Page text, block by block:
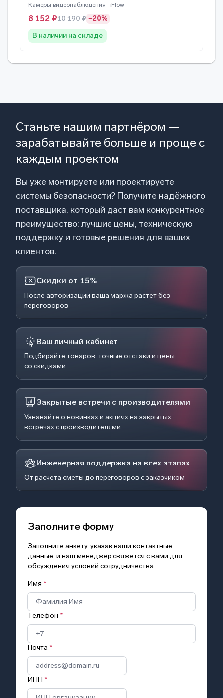
Камеры видеонаблюдения · iFlow
8 152 ₽10 190 ₽ −20%
В наличии на складе
Станьте нашим партнёром —
зарабатывайте больше и проще с
каждым проектом
Вы уже монтируете или проектируете
системы безопасности? Получите надёжного
поставщика, который даст вам конкурентное
преимущество: лучшие цены, техническую
поддержку и готовые решения для ваших
клиентов.
Скидки от 15%
После авторизации ваша маржа растёт без
переговоров
Ваш личный кабинет
Подбирайте товаров, точные отстаки и цены
со скидками.
Закрытые встречи с производителями
Узнавайте о новинках и акциях на закрытых
встречах с производителями.
Инженерная поддержка на всех этапах
От расчёта сметы до переговоров с заказчиком
Заполните форму
Заполните анкету, указав ваши контактные
данные, и наш менеджер свяжется с вами для
обсуждения условий сотрудничества.
Имя *
Телефон *
Почта *
ИНН *